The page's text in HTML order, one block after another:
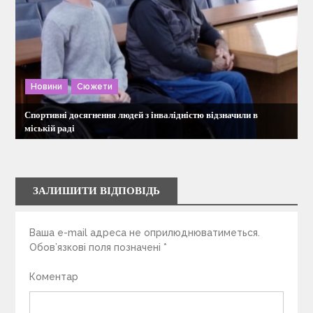
Новини Сюжети
Спортивні досягнення людей з інвалідністю відзначили в
міській раді
ЗАЛИШИТИ ВІДПОВІДЬ
Ваша e-mail адреса не оприлюднюватиметься.
Обов’язкові поля позначені *
Коментар